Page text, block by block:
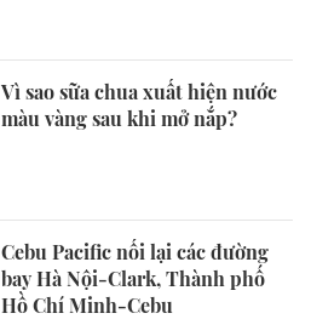
Vì sao sữa chua xuất hiện nước
màu vàng sau khi mở nắp?
Cebu Pacific nối lại các đường
bay Hà Nội-Clark, Thành phố
Hồ Chí Minh-Cebu